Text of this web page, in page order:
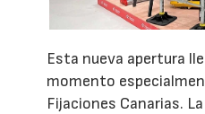
Esta nueva apertura
momento
Fijaciones Canarias.